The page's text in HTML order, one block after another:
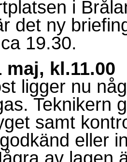
i
det ny
19.30.
maj, kl.11.00
ligger nu
Teknikern
samt
eller